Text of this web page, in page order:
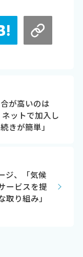
が高いのは
ネットで加入し
きが簡単」
ジ、「気候
ービスを提
り組み」